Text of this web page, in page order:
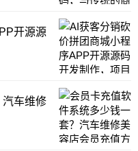
开源源
汽车维修